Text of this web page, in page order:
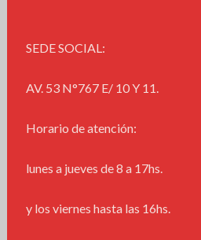
SEDE SOCIAL:
AV. 53 N°767 E/ 10 Y 11.
Horario de atención:
lunes a jueves de 8 a 17hs.
y los viernes hasta las 16hs.